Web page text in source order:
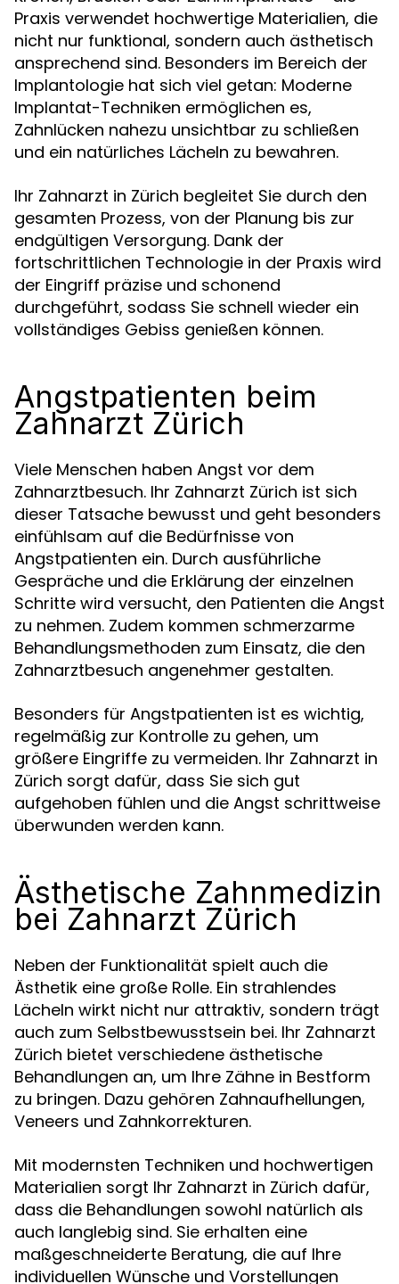
Praxis verwendet hochwertige Materialien, die
nicht nur funktional, sondern auch ästhetisch
ansprechend sind. Besonders im Bereich der
Implantologie hat sich viel getan: Moderne
Implantat-Techniken ermöglichen es,
Zahnlücken nahezu unsichtbar zu schließen
und ein natürliches Lächeln zu bewahren.
Ihr Zahnarzt in Zürich begleitet Sie durch den
gesamten Prozess, von der Planung bis zur
endgültigen Versorgung. Dank der
fortschrittlichen Technologie in der Praxis wird
der Eingriff präzise und schonend
durchgeführt, sodass Sie schnell wieder ein
vollständiges Gebiss genießen können.
Angstpatienten beim
Zahnarzt Zürich
Viele Menschen haben Angst vor dem
Zahnarztbesuch. Ihr Zahnarzt Zürich ist sich
dieser Tatsache bewusst und geht besonders
einfühlsam auf die Bedürfnisse von
Angstpatienten ein. Durch ausführliche
Gespräche und die Erklärung der einzelnen
Schritte wird versucht, den Patienten die Angst
zu nehmen. Zudem kommen schmerzarme
Behandlungsmethoden zum Einsatz, die den
Zahnarztbesuch angenehmer gestalten.
Besonders für Angstpatienten ist es wichtig,
regelmäßig zur Kontrolle zu gehen, um
größere Eingriffe zu vermeiden. Ihr Zahnarzt in
Zürich sorgt dafür, dass Sie sich gut
aufgehoben fühlen und die Angst schrittweise
überwunden werden kann.
Ästhetische Zahnmedizin
bei Zahnarzt Zürich
Neben der Funktionalität spielt auch die
Ästhetik eine große Rolle. Ein strahlendes
Lächeln wirkt nicht nur attraktiv, sondern trägt
auch zum Selbstbewusstsein bei. Ihr Zahnarzt
Zürich bietet verschiedene ästhetische
Behandlungen an, um Ihre Zähne in Bestform
zu bringen. Dazu gehören Zahnaufhellungen,
Veneers und Zahnkorrekturen.
Mit modernsten Techniken und hochwertigen
Materialien sorgt Ihr Zahnarzt in Zürich dafür,
dass die Behandlungen sowohl natürlich als
auch langlebig sind. Sie erhalten eine
maßgeschneiderte Beratung, die auf Ihre
individuellen Wünsche und Vorstellungen